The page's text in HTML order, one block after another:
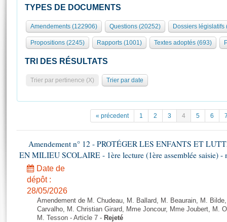
Présidence
577 députés
Groupes politiques
Séance publique
Commissions et autres organes
Europe et International
Pétitions
Projets de loi
Propositions de loi
Amendements
Textes adoptés
Rapports d'information
Rôle et pouvoirs de l'Assemblée
Organisation de l'Assemblée
Présidence Conférence des Présidents Bureau Collège des
Statistiques et chiffres clés
Documents de référence
( Constitution | Règlement de l'Assemblée ... )
Juniors
Anciennes législatures
Liens vers les sites publics
Visiter l'Assemblée
Visite virtuelle du palais Bourbon
Assister à une séance
Contacts et plan d'accès
Photos libres de droit
TYPES DE DOCUMENTS
Amendements (122906) Questions (20252) Dossiers législatifs
Propositions (2245) Rapports (1001) Textes adoptés (693)
TRI DES RÉSULTATS
Trier par pertinence (X) Trier par date
« précedent 1 2 3 4 5 6
Amendement n° 12 - PROTÉGER LES ENFANTS ET
EN MILIEU SCOLAIRE - 1ère lecture (1ère assemblée saisie) -
Date de
dépôt :
28/05/2026
Amendement de M. Chudeau, M. Ballard, M. Beaurain, M.
Carvalho, M. Christian Girard, Mme Joncour, Mme Joubert, M.
M. Tesson - Article 7 - Rejeté